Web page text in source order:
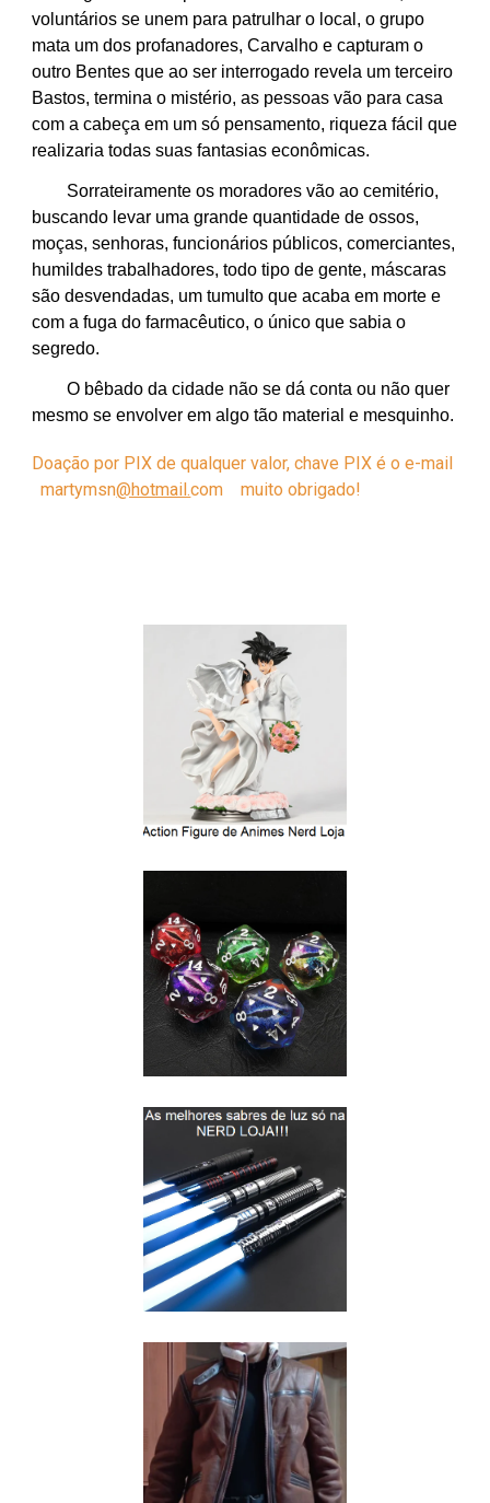
voluntários se unem para patrulhar o local,o grupo
mata um dos profanadores, Carvalho e capturam o
outro Bentes queao ser interrogado revela um terceiro
Bastos,termina o mistério, as pessoas vão para casa
com a cabeça em um só pensamento, riqueza fácil que
realizaria todas suas fantasias econômicas.
Sorrateiramente os moradores vão ao cemitério,
buscando levar uma grande quantidade de ossos,
moças, senhoras, funcionários públicos, comerciantes,
humildes trabalhadores, todo tipo de gente, máscaras
são desvendadas, um tumulto que acaba em morte e
com a fuga do farmacêutico, o único que sabia o
segredo.
O bêbado da cidade não se dá conta ou não quer
mesmo se envolver em algo tão material e mesquinho.
Doação por PIX de qualquer valor, chave PIX é o e-mail
martymsn@hotmail.com muito obrigado!